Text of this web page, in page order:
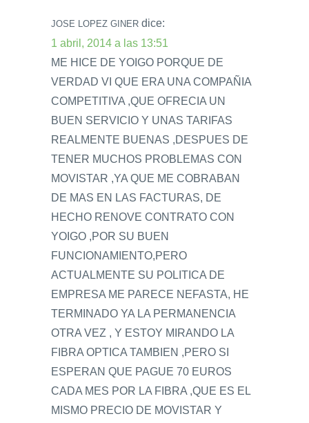
JOSE LOPEZ GINER dice:
1 abril, 2014 a las 13:51
ME HICE DE YOIGO PORQUE DE
VERDAD VI QUE ERA UNA COMPAÑIA
COMPETITIVA ,QUE OFRECIA UN
BUEN SERVICIO Y UNAS TARIFAS
REALMENTE BUENAS ,DESPUES DE
TENER MUCHOS PROBLEMAS CON
MOVISTAR ,YA QUE ME COBRABAN
DE MAS EN LAS FACTURAS, DE
HECHO RENOVE CONTRATO CON
YOIGO ,POR SU BUEN
FUNCIONAMIENTO,PERO
ACTUALMENTE SU POLITICA DE
EMPRESA ME PARECE NEFASTA, HE
TERMINADO YA LA PERMANENCIA
OTRA VEZ , Y ESTOY MIRANDO LA
FIBRA OPTICA TAMBIEN ,PERO SI
ESPERAN QUE PAGUE 70 EUROS
CADA MES POR LA FIBRA ,QUE ES EL
MISMO PRECIO DE MOVISTAR Y